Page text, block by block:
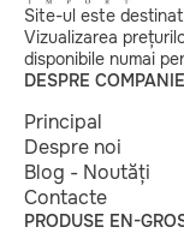
Site-ul este
Vizualizarea
disponibile numai
DESPRE COMPANIE
Principal
Despre noi
Blog - Noutăți
Contacte
PRODUSE EN-